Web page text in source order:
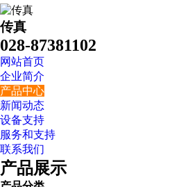
传真
028-87381102
网站首页
企业简介
产品中心
新闻动态
设备支持
服务和支持
联系我们
产品展示